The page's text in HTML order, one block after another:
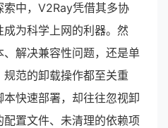
中，V2Ray凭借其多协
为科学上网的利器。然
解决兼容性问题，还是单
范的卸载操作都至关重
快速部署，却往往忽视卸
置文件、未清理的依赖项